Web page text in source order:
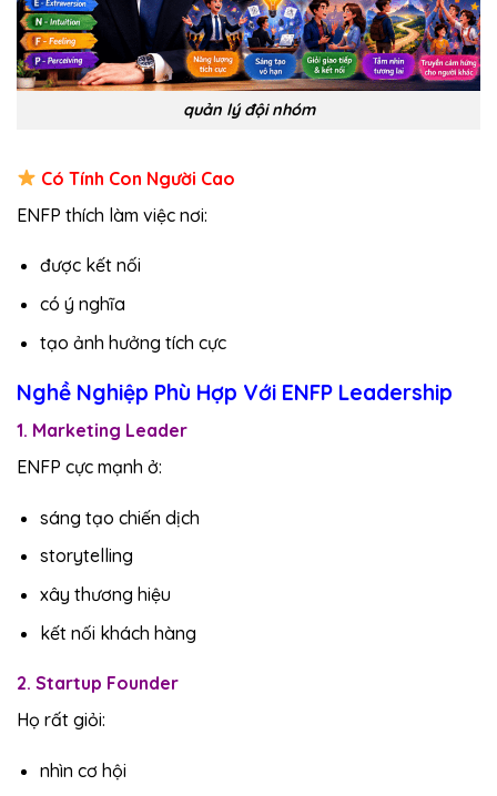
quản lý đội nhóm
Có Tính Con Người Cao
ENFP thích làm việc nơi:
được kết nối
có ý nghĩa
tạo ảnh hưởng tích cực
Nghề Nghiệp Phù Hợp Với ENFP Leadership
1. Marketing Leader
ENFP cực mạnh ở:
sáng tạo chiến dịch
storytelling
xây thương hiệu
kết nối khách hàng
2. Startup Founder
Họ rất giỏi:
nhìn cơ hội